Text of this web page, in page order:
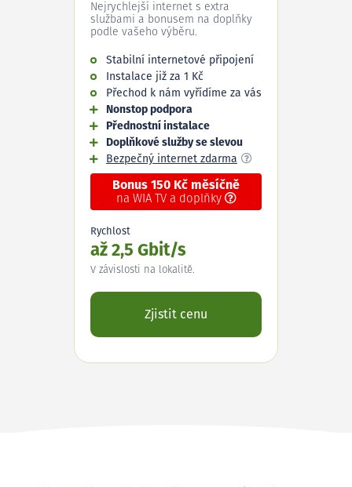
Nejrychlejší internet s extra
službami a bonusem na doplňky
podle vašeho výběru.
Stabilní internetové připojení
Instalace již za 1 Kč
Přechod k nám vyřídíme za vás
Nonstop podpora
Přednostní instalace
Doplňkové služby se slevou
Bezpečný internet zdarma
Bonus 150 Kč měsíčně
na WIA TV a doplňky
Rychlost
až 2,5 Gbit/s
V závislosti na lokalitě.
Zjistit cenu